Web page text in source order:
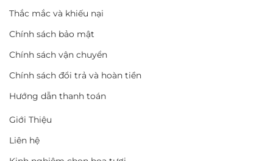
Thắc mắc và khiếu nại
Chính sách bảo mật
Chính sách vận chuyển
Chính sách đổi trả và hoàn tiền
Hướng dẫn thanh toán
Giới Thiệu
Liên hệ